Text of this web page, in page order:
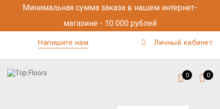
Минимальная сумма заказа в нашем интернет-
магазине - 10 000 рублей
Напишите нам Личный кабинет
0 0